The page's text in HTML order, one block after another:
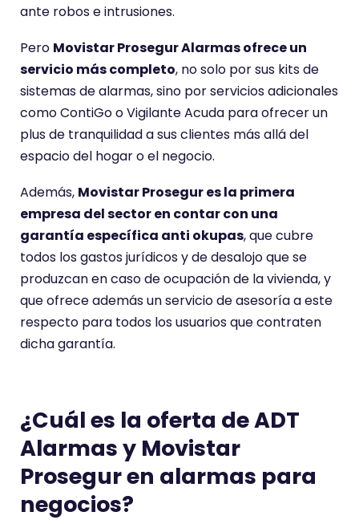
ante robos e intrusiones.
Pero Movistar Prosegur Alarmas ofrece un
servicio más completo, no solo por sus kits de
sistemas de alarmas, sino por servicios adicionales
como ContiGo o Vigilante Acuda para ofrecer un
plus de tranquilidad a sus clientes más allá del
espacio del hogar o el negocio.
Además, Movistar Prosegur es la primera
empresa del sector en contar con una
garantía específica anti okupas, que cubre
todos los gastos jurídicos y de desalojo que se
produzcan en caso de ocupación de la vivienda, y
que ofrece además un servicio de asesoría a este
respecto para todos los usuarios que contraten
dicha garantía.
¿Cuál es la oferta de ADT
Alarmas y Movistar
Prosegur en alarmas para
negocios?